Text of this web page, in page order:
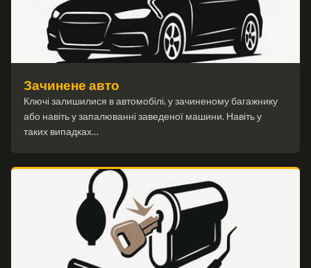
Зачинене авто
Ключі залишилися в автомобілі, у зачиненому багажнику
або навіть у запалюванні заведеної машини. Навіть у
таких випадках…